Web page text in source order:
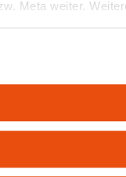
Meta weiter.